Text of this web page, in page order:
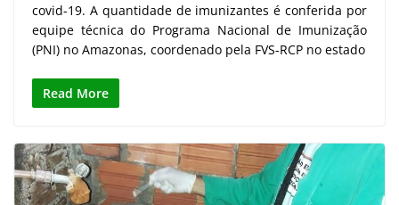
covid-19. A quantidade de imunizantes é conferida por
equipe técnica do Programa Nacional de Imunização
(PNI) no Amazonas, coordenado pela FVS-RCP no estado
Read More